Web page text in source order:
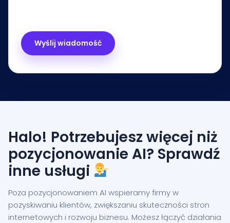
Halo! Potrzebujesz więcej niż
pozycjonowanie AI? Sprawdź
inne usługi
Poza pozycjonowaniem AI wspieramy firmy w
pozyskiwaniu klientów, zwiększaniu skuteczności stron
internetowych i rozwoju biznesu. Możesz łączyć działania